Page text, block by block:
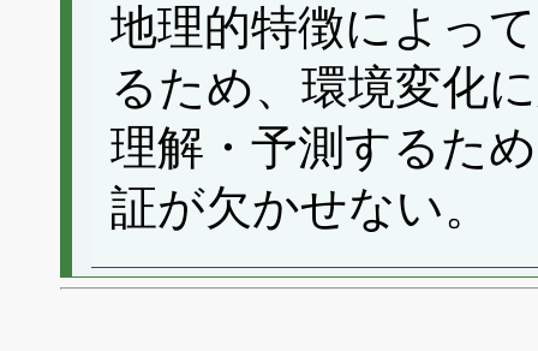
地理的特徴によっ
るため、環境変化
理解・予測するた
証が欠かせない。